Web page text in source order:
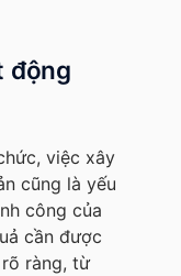
động
việc xây
cũng là yếu
công của
cần được
ràng, từ